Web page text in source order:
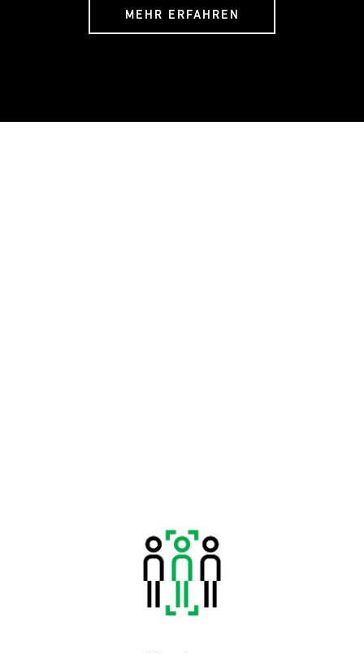
MEHR ERFAHREN